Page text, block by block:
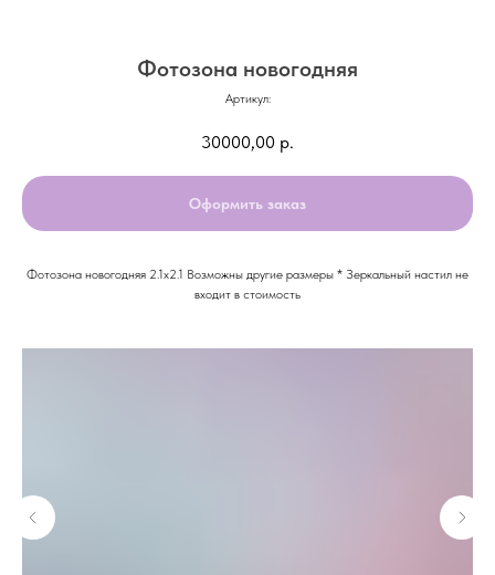
Фотозона новогодняя
Артикул:
30000,00 р.
Оформить заказ
Фотозона новогодняя 2.1х2.1 Возможны другие размеры * Зеркальный настил не
входит в стоимость